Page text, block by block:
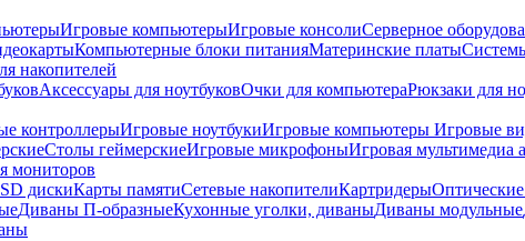
Игровые компьютерыИгровые консолиСерверное
Компьютерные блоки питанияМатеринские платы
накопителей
Аксессуары для ноутбуковОчки для компьютераРюкзаки для
контроллерыИгровые ноутбукиИгровые компьютеры Игровые
Столы геймерскиеИгровые микрофоныИгровая мультимедиа
мониторов
дискиКарты памятиСетевые накопителиКартридеры
Диваны П-образныеКухонные уголки, диваныДиваны модульные